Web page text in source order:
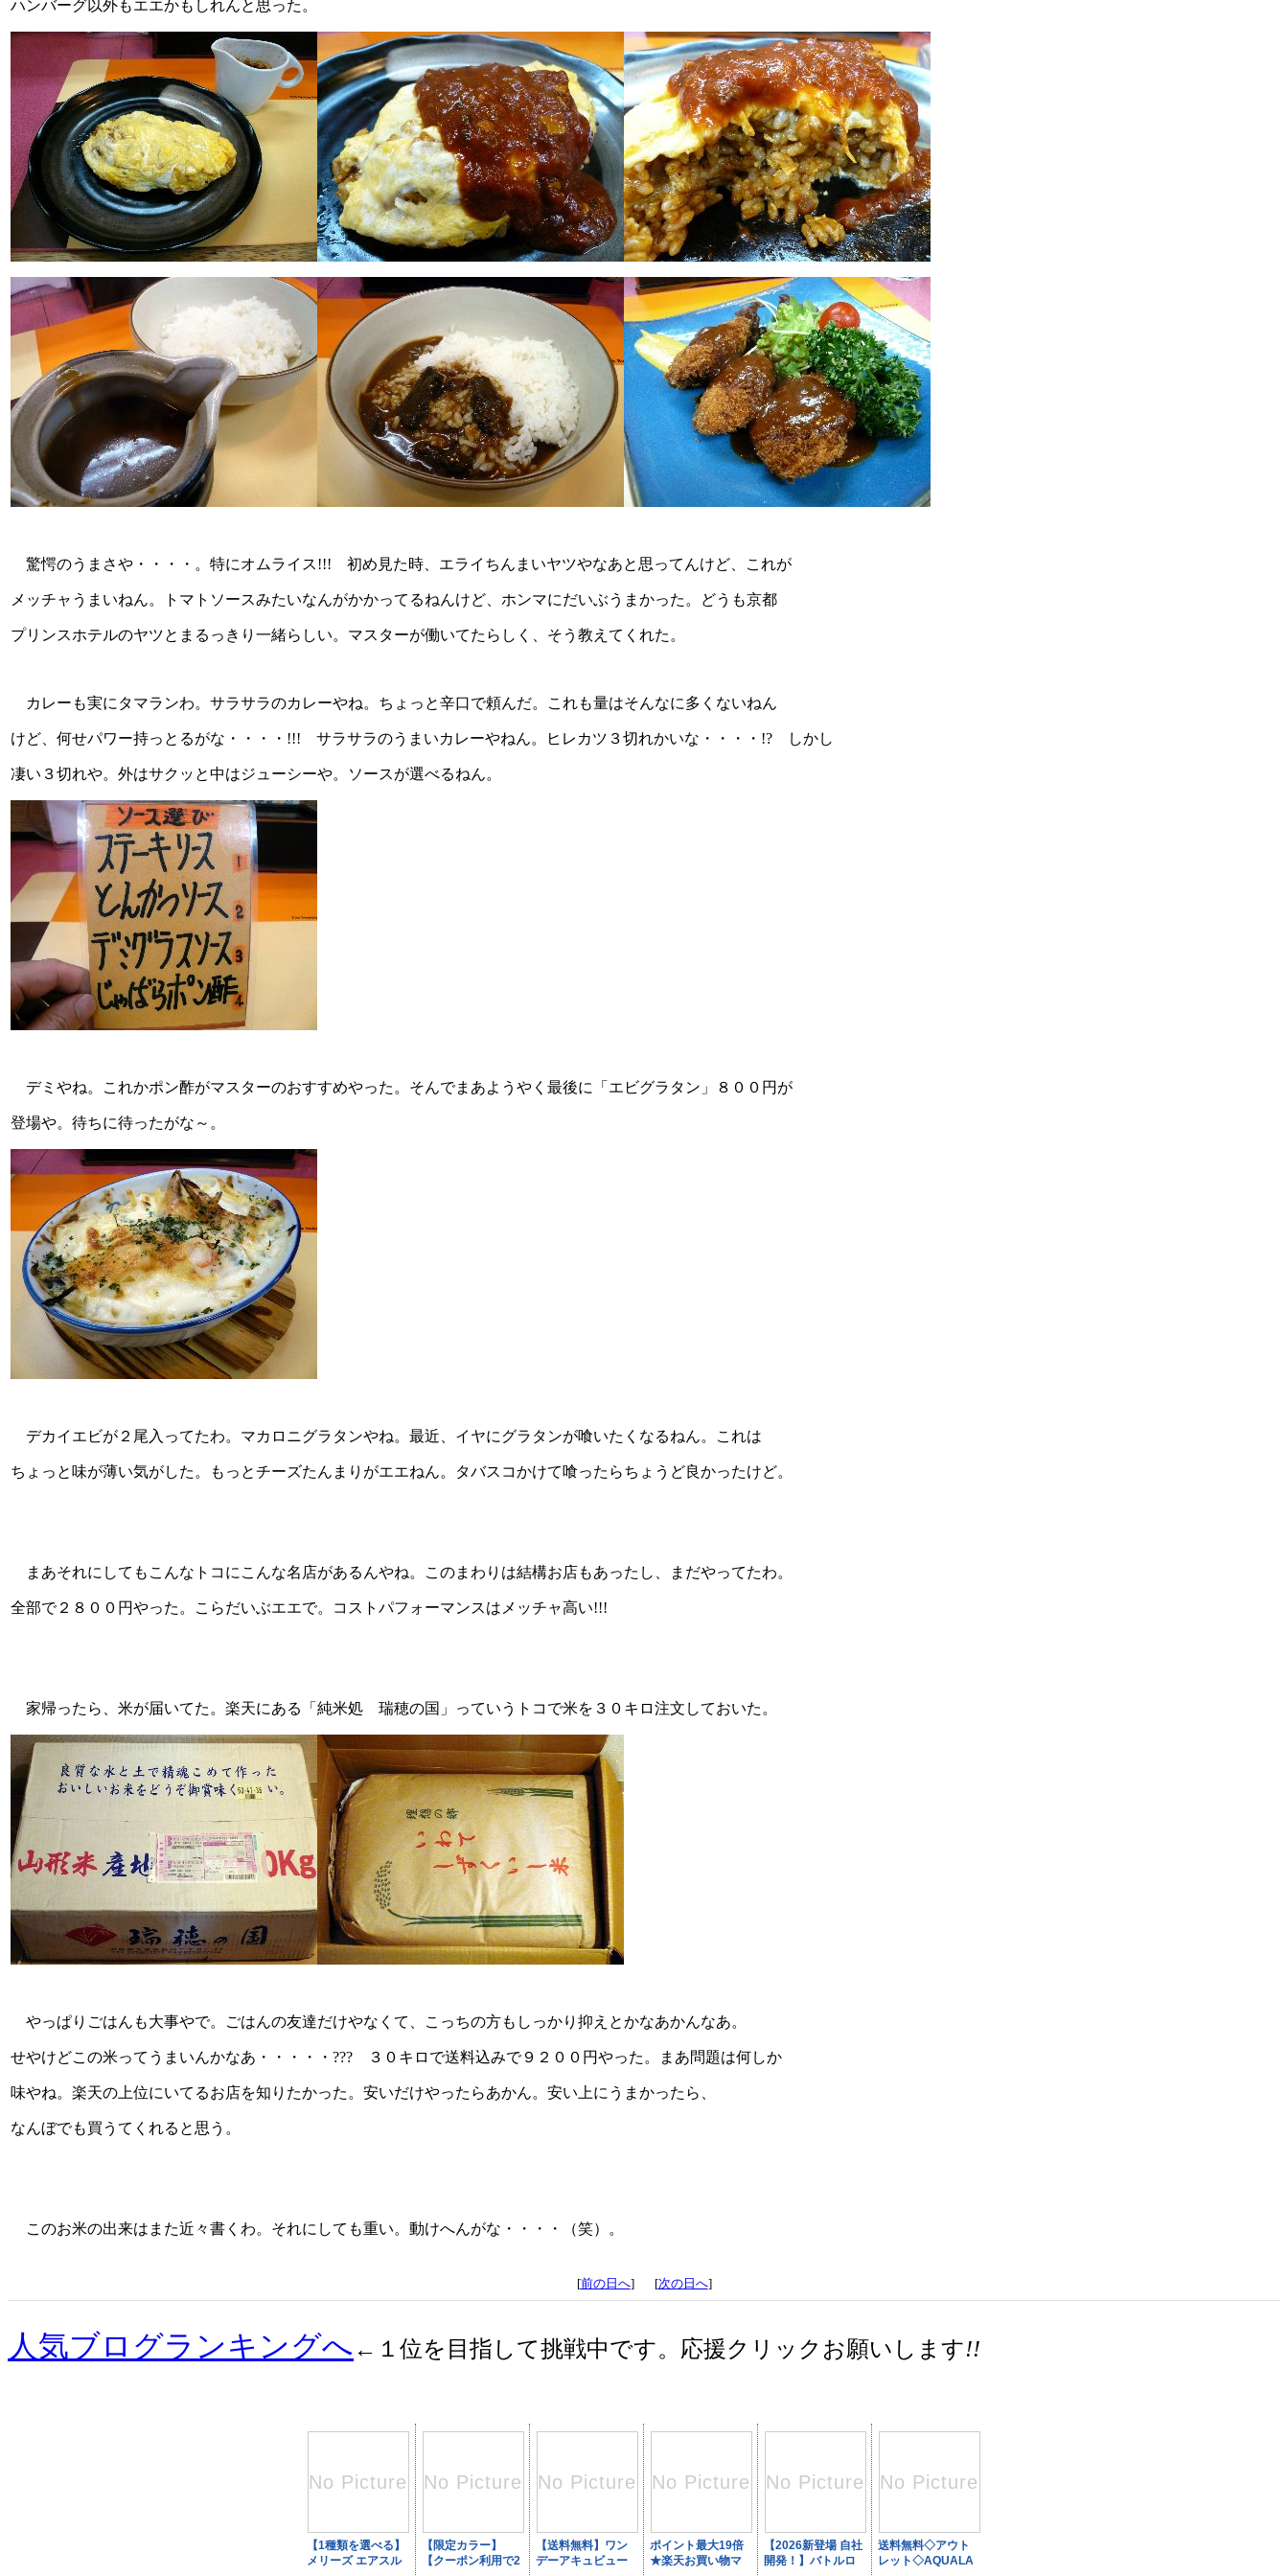
ハンバーグ以外もエエかもしれんと思った。
驚愕のうまさや・・・・。特にオムライス!!! 初め見た時、エライちんまいヤツやなあと思ってんけど、これが
メッチャうまいねん。トマトソースみたいなんがかかってるねんけど、ホンマにだいぶうまかった。どうも京都
プリンスホテルのヤツとまるっきり一緒らしい。マスターが働いてたらしく、そう教えてくれた。
カレーも実にタマランわ。サラサラのカレーやね。ちょっと辛口で頼んだ。これも量はそんなに多くないねん
けど、何せパワー持っとるがな・・・・!!! サラサラのうまいカレーやねん。ヒレカツ３切れかいな・・・・!? しかし
凄い３切れや。外はサクッと中はジューシーや。ソースが選べるねん。
デミやね。これかポン酢がマスターのおすすめやった。そんでまあようやく最後に「エビグラタン」８００円が
登場や。待ちに待ったがな～。
デカイエビが２尾入ってたわ。マカロニグラタンやね。最近、イヤにグラタンが喰いたくなるねん。これは
ちょっと味が薄い気がした。もっとチーズたんまりがエエねん。タバスコかけて喰ったらちょうど良かったけど。
まあそれにしてもこんなトコにこんな名店があるんやね。このまわりは結構お店もあったし、まだやってたわ。
全部で２８００円やった。こらだいぶエエで。コストパフォーマンスはメッチャ高い!!!
家帰ったら、米が届いてた。楽天にある「純米処 瑞穂の国」っていうトコで米を３０キロ注文しておいた。
やっぱりごはんも大事やで。ごはんの友達だけやなくて、こっちの方もしっかり抑えとかなあかんなあ。
せやけどこの米ってうまいんかなあ・・・・・??? ３０キロで送料込みで９２００円やった。まあ問題は何しか
味やね。楽天の上位にいてるお店を知りたかった。安いだけやったらあかん。安い上にうまかったら、
なんぼでも買うてくれると思う。
このお米の出来はまた近々書くわ。それにしても重い。動けへんがな・・・・（笑）。
[前の日へ] [次の日へ]
人気ブログランキングへ ←１位を目指して挑戦中です。応援クリックお願いします!!